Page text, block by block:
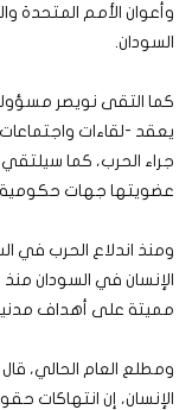
وأعوان الأمم المتحدة
السودان.
كما التقى نويصر
يعقد -لقاءات
جراء الحرب، كما
عضويتها جهات حكومية
الإنسان في السودان
مميتة على أهداف
ومطلع العام الحالي،
الإنسان، إن انتهاكات